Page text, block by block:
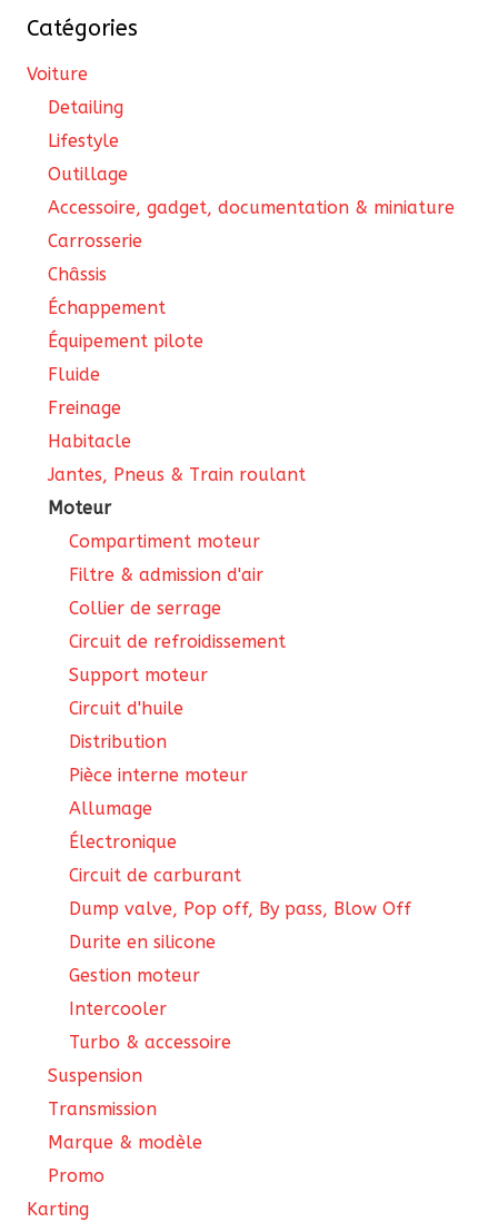
Catégories
Voiture
Detailing
Lifestyle
Outillage
Accessoire, gadget, documentation & miniature
Carrosserie
Châssis
Échappement
Équipement pilote
Fluide
Freinage
Habitacle
Jantes, Pneus & Train roulant
Moteur
Compartiment moteur
Filtre & admission d'air
Collier de serrage
Circuit de refroidissement
Support moteur
Circuit d'huile
Distribution
Pièce interne moteur
Allumage
Électronique
Circuit de carburant
Dump valve, Pop off, By pass, Blow Off
Durite en silicone
Gestion moteur
Intercooler
Turbo & accessoire
Suspension
Transmission
Marque & modèle
Promo
Karting